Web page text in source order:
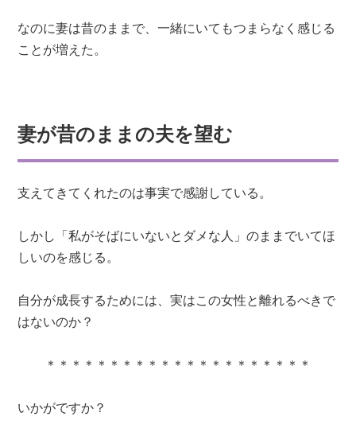
なのに妻は昔のままで、一緒にいてもつまらなく感じる
ことが増えた。
妻が昔のままの夫を望む
支えてきてくれたのは事実で感謝している。
しかし「私がそばにいないとダメな人」のままでいてほ
しいのを感じる。
自分が成長するためには、実はこの女性と離れるべきで
はないのか？
＊＊＊＊＊＊＊＊＊＊＊＊＊＊＊＊＊＊＊＊＊
いかがですか？